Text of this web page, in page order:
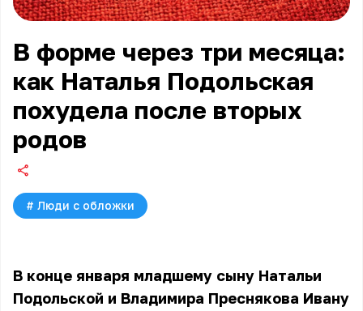
В форме через три месяца:
как Наталья Подольская
похудела после вторых
родов
# Люди с обложки
В конце января младшему сыну Натальи
Подольской и Владимира Преснякова Ивану